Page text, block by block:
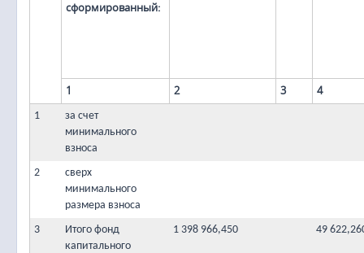
сформированный:
1 2 3 4
1
за счет
минимального
взноса
2
сверх
минимального
размера взноса
3
Итого фонд
капитального
1 398 966,450 49